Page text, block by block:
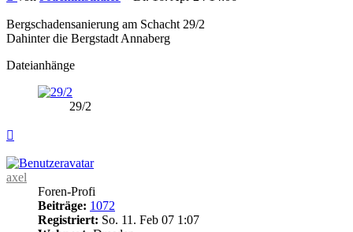
Bergschadensanierung am Schacht 29/2
Dahinter die Bergstadt Annaberg
Dateianhänge
29/2
axel
Foren-Profi
Beiträge: 1072
Registriert: So. 11. Feb 07 1:07